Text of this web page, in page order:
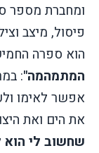
ומחברת מספר
פיסול, מיצב
הוא ספרה
המתמהמה":
אפשר לאימו
את הים ואת
שחשוב לי